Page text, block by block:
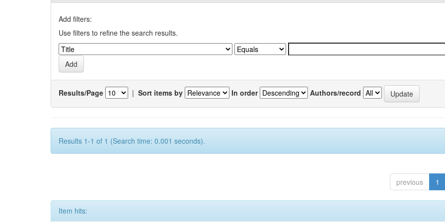
Add filters:
Use filters to refine the search results.
Results/Page | Sort items by In order Authors/record
Results 1-1 of 1 (Search time: 0.001 seconds).
previous 1
Item hits: